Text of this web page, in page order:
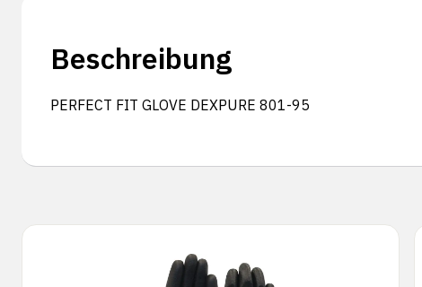
Beschreibung
PERFECT FIT GLOVE DEXPURE 801-95